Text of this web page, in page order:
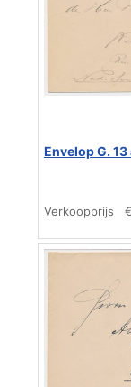
Envelop G.
Verkoopprijs